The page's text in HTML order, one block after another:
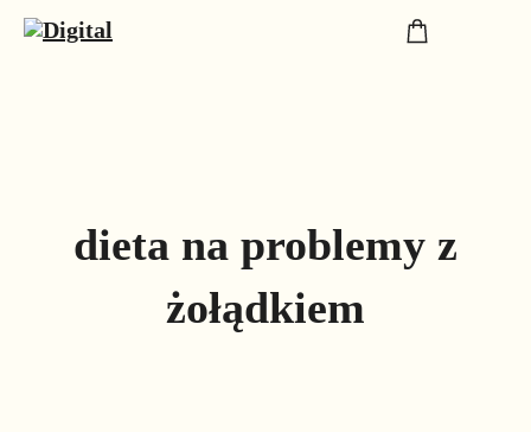
dieta na problemy z
żołądkiem